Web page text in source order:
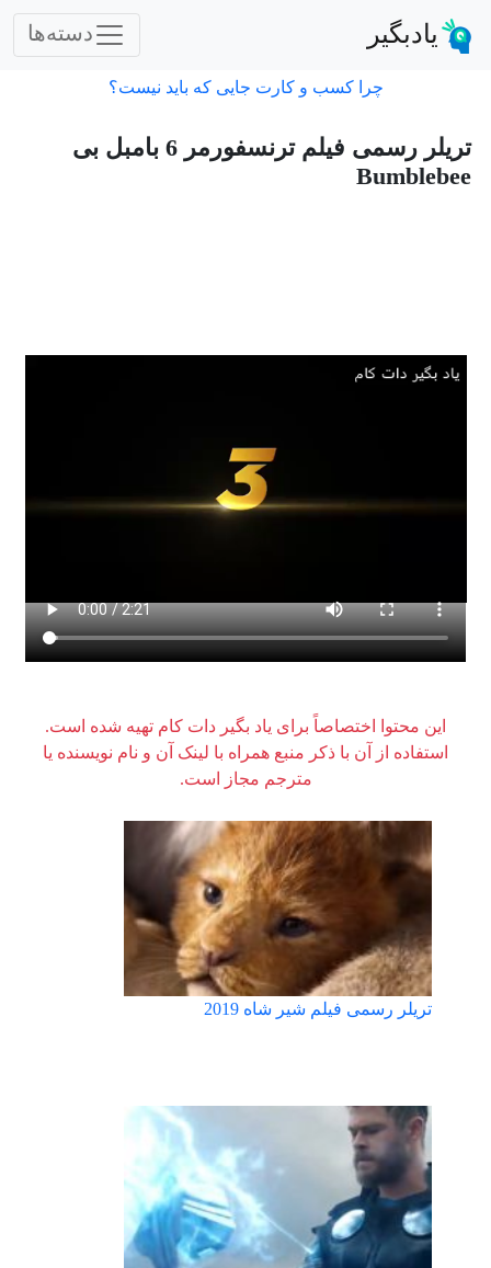
یادبگیر دسته‌ها
چرا کسب و کارت جایی که باید نیست؟
تریلر رسمی فیلم ترنسفورمر 6 بامبل بی
Bumblebee
این محتوا اختصاصاً برای یاد بگیر دات کام تهیه شده است.
استفاده از آن با ذکر منبع همراه با لینک آن و نام نویسنده یا
مترجم مجاز است.
تریلر رسمی فیلم شیر شاه 2019